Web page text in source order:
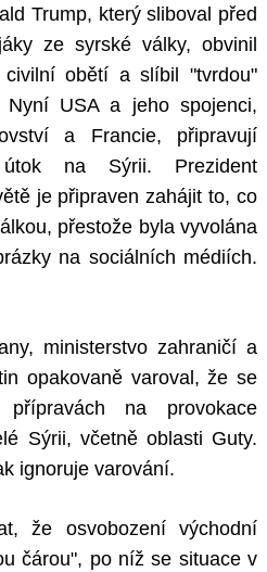
Trump, který sliboval před
ze syrské války, obvinil
obětí a slíbil "tvrdou"
USA a jeho spojenci,
a Francie, připravují
na Sýrii. Prezident
je připraven zahájit to, co
přestože byla vyvolána
na sociálních médiích.
ministerstvo zahraničí a
opakovaně varoval, že se
na provokace
Sýrii, včetně oblasti Guty.
ignoruje varování.
že osvobození východní
čárou", po níž se situace v